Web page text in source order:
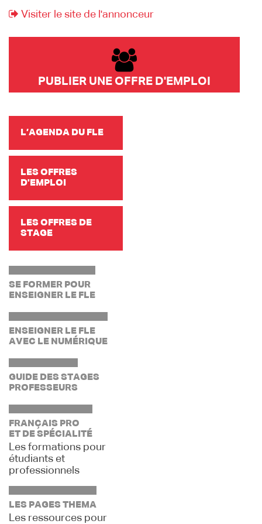
Visiter le site de l'annonceur
PUBLIER UNE OFFRE D'EMPLOI
L’AGENDA DU FLE
LES OFFRES
D'EMPLOI
LES OFFRES DE
STAGE
SE FORMER POUR
ENSEIGNER LE FLE
ENSEIGNER LE FLE
AVEC LE NUMÉRIQUE
GUIDE DES STAGES
PROFESSEURS
FRANÇAIS PRO
ET DE SPÉCIALITÉ
Les formations pour
étudiants et
professionnels
LES PAGES THEMA
Les ressources pour